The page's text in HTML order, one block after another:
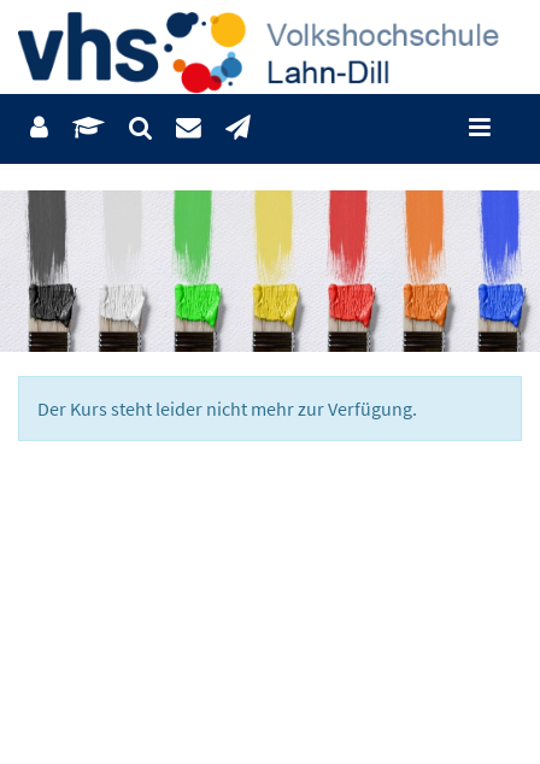
Der Kurs steht leider nicht mehr zur Verfügung.